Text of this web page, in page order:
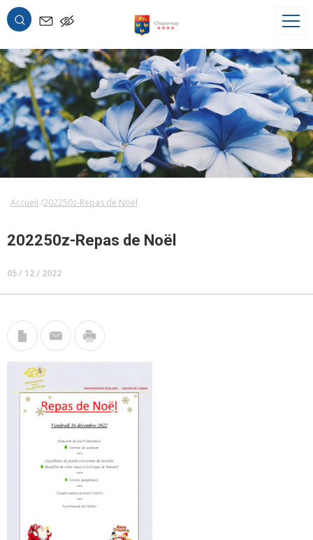
OK
Accueil 202250z-Repas de Noël
202250z-Repas de Noël
05 / 12 / 2022